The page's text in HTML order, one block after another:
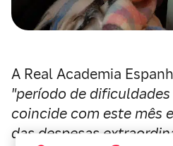
A Real Academia
"período de
coincide com este mês
das despesas